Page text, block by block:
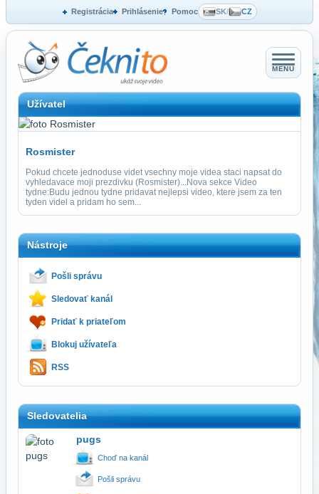
Registrácia Prihlásenie Pomoc SK/ CZ
MENU
Užívatel
Rosmister
Pokud chcete jednoduse videt vsechny moje videa staci napsat do
vyhledavace moji prezdivku (Rosmister)...Nova sekce Video
tydne:Budu jednou tydne pridavat nejlepsi video, ktere jsem za ten
tyden videl a pridam ho sem...
Nástroje
Pošli správu
Sledovať kanál
Pridať k priateľom
Blokuj užívateľa
RSS
Sledovatelia
pugs
Choď na kanál
Pošli správu